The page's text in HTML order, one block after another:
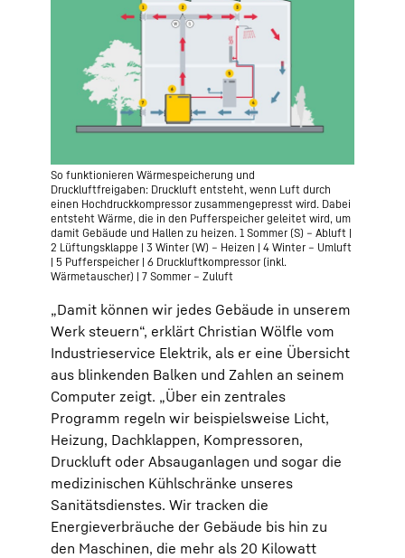
So funktionieren Wärmespeicherung und
Druckluftfreigaben: Druckluft entsteht, wenn Luft durch
einen Hochdruckkompressor zusammengepresst wird. Dabei
entsteht Wärme, die in den Pufferspeicher geleitet wird, um
damit Gebäude und Hallen zu heizen. 1 Sommer (S) – Abluft |
2 Lüftungsklappe | 3 Winter (W) – Heizen | 4 Winter – Umluft
| 5 Pufferspeicher | 6 Druckluftkompressor (inkl.
Wärmetauscher) | 7 Sommer – Zuluft
„Damit können wir jedes Gebäude in unserem
Werk steuern“, erklärt Christian Wölfle vom
Industrieservice Elektrik, als er eine Übersicht
aus blinkenden Balken und Zahlen an seinem
Computer zeigt. „Über ein zentrales
Programm regeln wir beispielsweise Licht,
Heizung, Dachklappen, Kompressoren,
Druckluft oder Absauganlagen und sogar die
medizinischen Kühlschränke unseres
Sanitätsdienstes. Wir tracken die
Energieverbräuche der Gebäude bis hin zu
den Maschinen, die mehr als 20 Kilowatt